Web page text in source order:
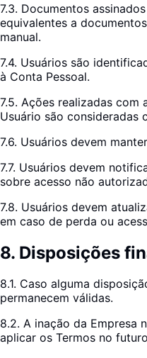
7.3. Documentos
equivalentes a
manual.
7.4. Usuários são
à Conta Pessoal.
7.5. Ações realizadas com
Usuário são consideradas
7.6. Usuários devem
7.7. Usuários devem
sobre acesso não
7.8. Usuários devem
em caso de perda ou
8. Disposições
8.1. Caso alguma
permanecem válidas.
8.2. A inação da Empresa
aplicar os Termos no